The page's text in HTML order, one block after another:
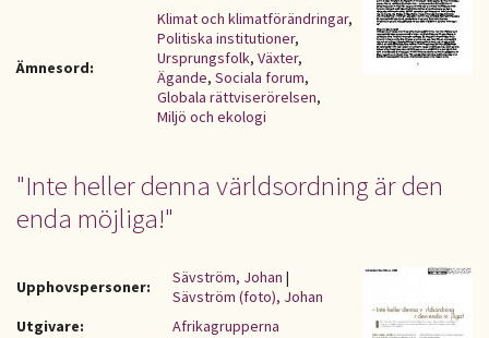
Ämnesord:
Klimat och klimatförändringar,
Politiska institutioner,
Ursprungsfolk, Växter,
Ägande, Sociala forum,
Globala rättviserörelsen,
Miljö och ekologi
"Inte heller denna världsordning är den
enda möjliga!"
Upphovspersoner: Sävström, Johan |
Sävström (foto), Johan
Utgivare:
Afrikagrupperna